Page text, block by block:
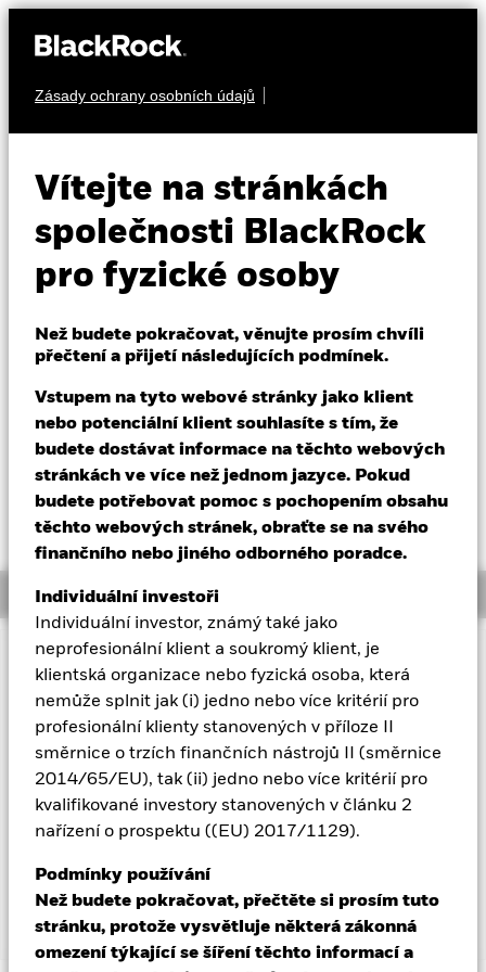
Zásady ochrany osobních údajů
Vítejte na stránkách
společnosti BlackRock
pro fyzické osoby
Než budete pokračovat, věnujte prosím chvíli
přečtení a přijetí následujících podmínek.
Vstupem na tyto webové stránky jako klient
nebo potenciální klient souhlasíte s tím, že
budete dostávat informace na těchto webových
stránkách ve více než jednom jazyce. Pokud
budete potřebovat pomoc s pochopením obsahu
těchto webových stránek, obraťte se na svého
finančního nebo jiného odborného poradce.
Individuální investoři
Individuální investor, známý také jako
neprofesionální klient a soukromý klient, je
klientská organizace nebo fyzická osoba, která
nemůže splnit jak (i) jedno nebo více kritérií pro
profesionální klienty stanovených v příloze II
směrnice o trzích finančních nástrojů II (směrnice
2014/65/EU), tak (ii) jedno nebo více kritérií pro
kvalifikované investory stanovených v článku 2
nařízení o prospektu ((EU) 2017/1129).
Podmínky používání
Než budete pokračovat, přečtěte si prosím tuto
stránku, protože vysvětluje některá zákonná
omezení týkající se šíření těchto informací a
Vzdělávání
Individuální investoři
Czech Republic
Change location
BlackRock
iShares
Aladdin
BlackRock ICS
Sterling Government
Liquidity Fund
MTM NAV as of 07-srp-26 Closing
GBP 119,0923
% Difference
0,0013
Overview
Důležité informace: Rizikový kapitál.Hodnota investic a
příjmů z nich může klesat i stoupat a není zaručena. Investoři
nemusí získat zpět částku, kterou původně investovali.
Krátkodobé fondy peněžního trhu obecně nevykazují
extrémní cenové odchylky. Na fond budou mít dopad změny
úrokových sazeb. Investiční riziko je soustředěno do určitých
sektorů, zemí, měn nebo společností. To znamená, že fond je
citlivější na jakékoli místní hospodářské, tržní nebo politické
události.
Zobrazit méně